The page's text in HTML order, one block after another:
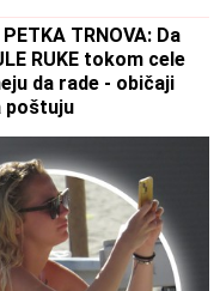
TRNOVA: Da
RUKE tokom cele
da rade - običaji
poštuju